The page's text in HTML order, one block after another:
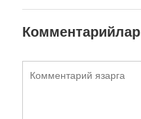
Комментарийлар